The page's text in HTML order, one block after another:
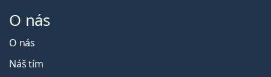
O nás
O nás
Náš tím